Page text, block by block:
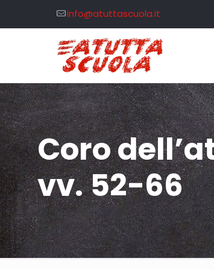
info@atuttascuola.it
Coro
vv. 52-66